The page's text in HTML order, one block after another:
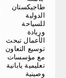
طاجيكستان
الدولية
للسياحة
وريادة
الأعمال تبحث
توسيع التعاون
مع مؤسسات
تعليمية يابانية
وصينية